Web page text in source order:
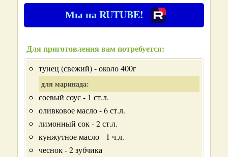
Мы на RUTUBE!
Для приготовления вам потребуется:
тунец (свежий) - около 400г
для маринада:
соевый соус - 1 ст.л.
оливковое масло - 6 ст.л.
лимонный сок - 2 ст.л.
кунжутное масло - 1 ч.л.
чеснок - 2 зубчика